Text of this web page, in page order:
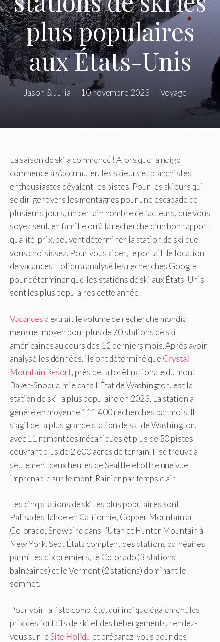
plus populaires
aux États-Unis
Jason & Julia 10 novembre 2023 Voyage
La saison de ski a commencé ! Alors que la neige
commence à s’accumuler, les skieurs et planchistes
enthousiastes dévalent les pistes. Pour les skieurs qui
se dirigent vers les montagnes pour une escapade de
plusieurs jours, un certain nombre de facteurs, que vous
soyez seul, en famille ou à la recherche d’un bon rapport
qualité-prix, peuvent déterminer la station de ski que
vous choisissez. Pour vous aider, le portail de location
de vacances Holidu a analysé les recherches Google
pour déterminer quelles stations de ski aux États-Unis
sont les plus populaires cette année.
Vacances a extrait le volume de recherche mondial
mensuel moyen pour plus de 70 stations de ski
américaines au cours des 12 derniers mois. Après avoir
analysé les données, ils ont déterminé que Crystal
Mountain Resort, près de la forêt nationale du mont
Baker-Snoqualmie dans l’État de Washington, est la
station de ski la plus populaire en 2023. La station a
généré en moyenne 111 400 recherches par mois. Il
s’agit de la plus grande station de ski de Washington,
avec 11 remontées mécaniques et plus de 50 pistes
couvrant plus de 2 600 acres de terrain. Il se trouve à
seulement deux heures de Seattle et offre une vue
imprenable sur le mont. Rainier par temps clair.
Les cinq stations de ski les plus populaires sont
Palisades Tahoe en Californie, Copper Mountain au
Colorado, Snowbird dans l’Utah et Hunter Mountain à
New York. Sept États comptent des stations balnéaires
parmi les dix premiers, le Colorado (3 stations
balnéaires) et le Vermont (2 stations) dominant le
sommet.
Pour voir la liste complète, qui indique également les
prix des forfaits de ski et des hébergements, rendez-
vous sur leSite Holidu et préparez-vous pour des